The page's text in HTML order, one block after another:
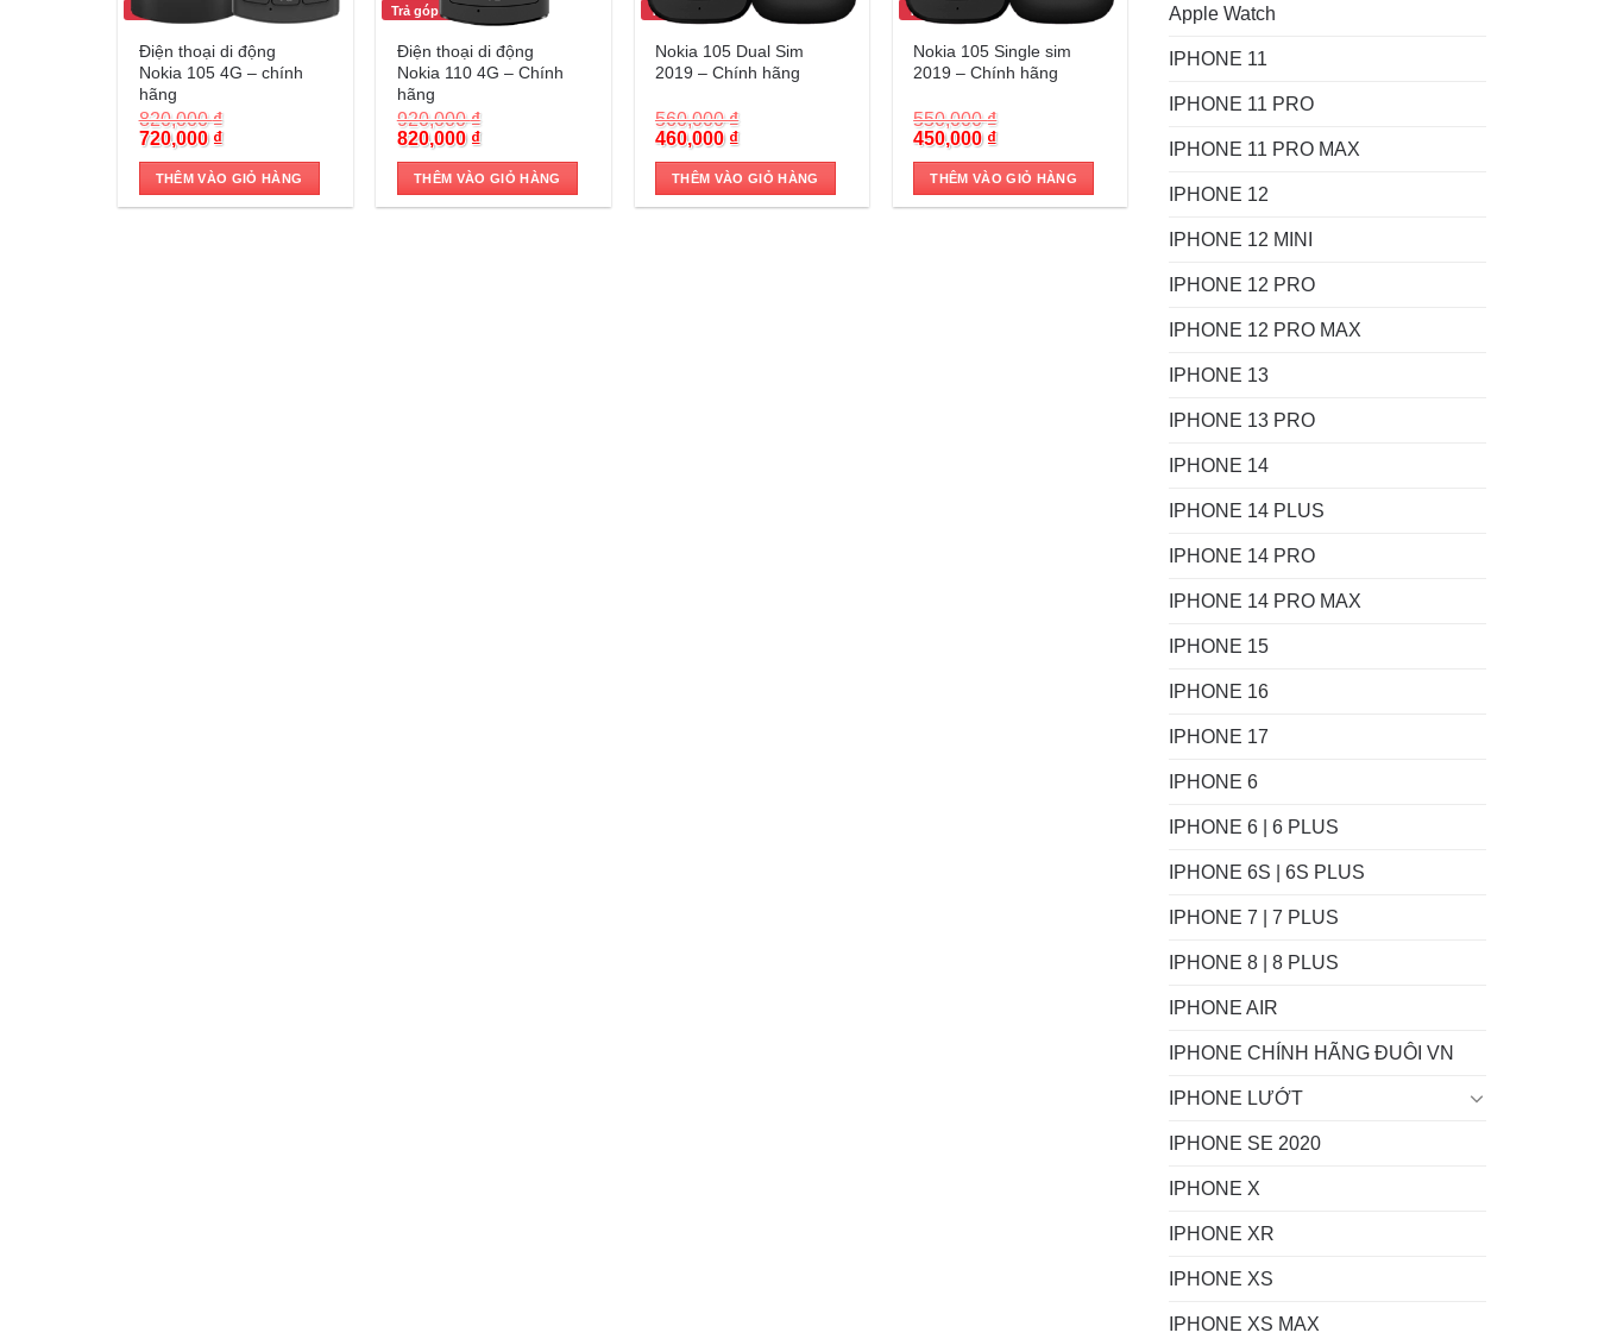
Điện thoại di động
Nokia 105 4G – chính
hãng
820,000₫
Original
price
was:
820,000 ₫.
720,000 ₫Current
is:
720,000 ₫.
THÊM VÀO GIỎ HÀNG
Trả góp 0%
Điện thoại di động
Nokia 110 4G – Chính
hãng
920,000₫
Original
price
was:
920,000 ₫.
820,000 ₫Current
is:
820,000 ₫.
THÊM VÀO GIỎ HÀNG
Trả góp 0%
Nokia 105 Dual Sim
2019 – Chính hãng
560,000₫
Original
price
was:
560,000 ₫.
460,000 ₫Current
is:
460,000 ₫.
THÊM VÀO GIỎ HÀNG
Trả góp 0%
Nokia 105 Single sim
2019 – Chính hãng
550,000₫
Original
price
was:
550,000 ₫.
450,000 ₫Current
is:
450,000 ₫.
THÊM VÀO GIỎ HÀNG
Apple Watch
IPHONE 11
IPHONE 11 PRO
IPHONE 11 PRO MAX
IPHONE 12
IPHONE 12 MINI
IPHONE 12 PRO
IPHONE 12 PRO MAX
IPHONE 13
IPHONE 13 PRO
IPHONE 14
IPHONE 14 PLUS
IPHONE 14 PRO
IPHONE 14 PRO MAX
IPHONE 15
IPHONE 16
IPHONE 17
IPHONE 6
IPHONE 6 | 6 PLUS
IPHONE 6S | 6S PLUS
IPHONE 7 | 7 PLUS
IPHONE 8 | 8 PLUS
IPHONE AIR
IPHONE CHÍNH HÃNG ĐUÔI VN
IPHONE LƯỚT
IPHONE SE 2020
IPHONE X
IPHONE XR
IPHONE XS
IPHONE XS MAX